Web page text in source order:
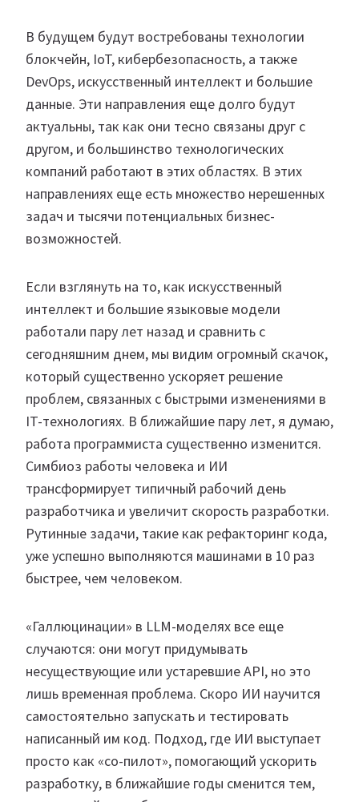
В будущем будут востребованы технологии
блокчейн, IoT, кибербезопасность, а также
DevOps, искусственный интеллект и большие
данные. Эти направления еще долго будут
актуальны, так как они тесно связаны друг с
другом, и большинство технологических
компаний работают в этих областях. В этих
направлениях еще есть множество нерешенных
задач и тысячи потенциальных бизнес-
возможностей.
Если взглянуть на то, как искусственный
интеллект и большие языковые модели
работали пару лет назад и сравнить с
сегодняшним днем, мы видим огромный скачок,
который существенно ускоряет решение
проблем, связанных с быстрыми изменениями в
IT-технологиях. В ближайшие пару лет, я думаю,
работа программиста существенно изменится.
Симбиоз работы человека и ИИ
трансформирует типичный рабочий день
разработчика и увеличит скорость разработки.
Рутинные задачи, такие как рефакторинг кода,
уже успешно выполняются машинами в 10 раз
быстрее, чем человеком.
«Галлюцинации» в LLM-моделях все еще
случаются: они могут придумывать
несуществующие или устаревшие API, но это
лишь временная проблема. Скоро ИИ научится
самостоятельно запускать и тестировать
написанный им код. Подход, где ИИ выступает
просто как «со-пилот», помогающий ускорить
разработку, в ближайшие годы сменится тем,